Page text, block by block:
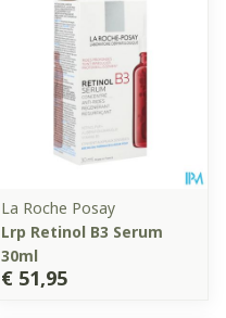
La Roche Posay
Lrp Retinol B3 Serum
30ml
€ 51,95